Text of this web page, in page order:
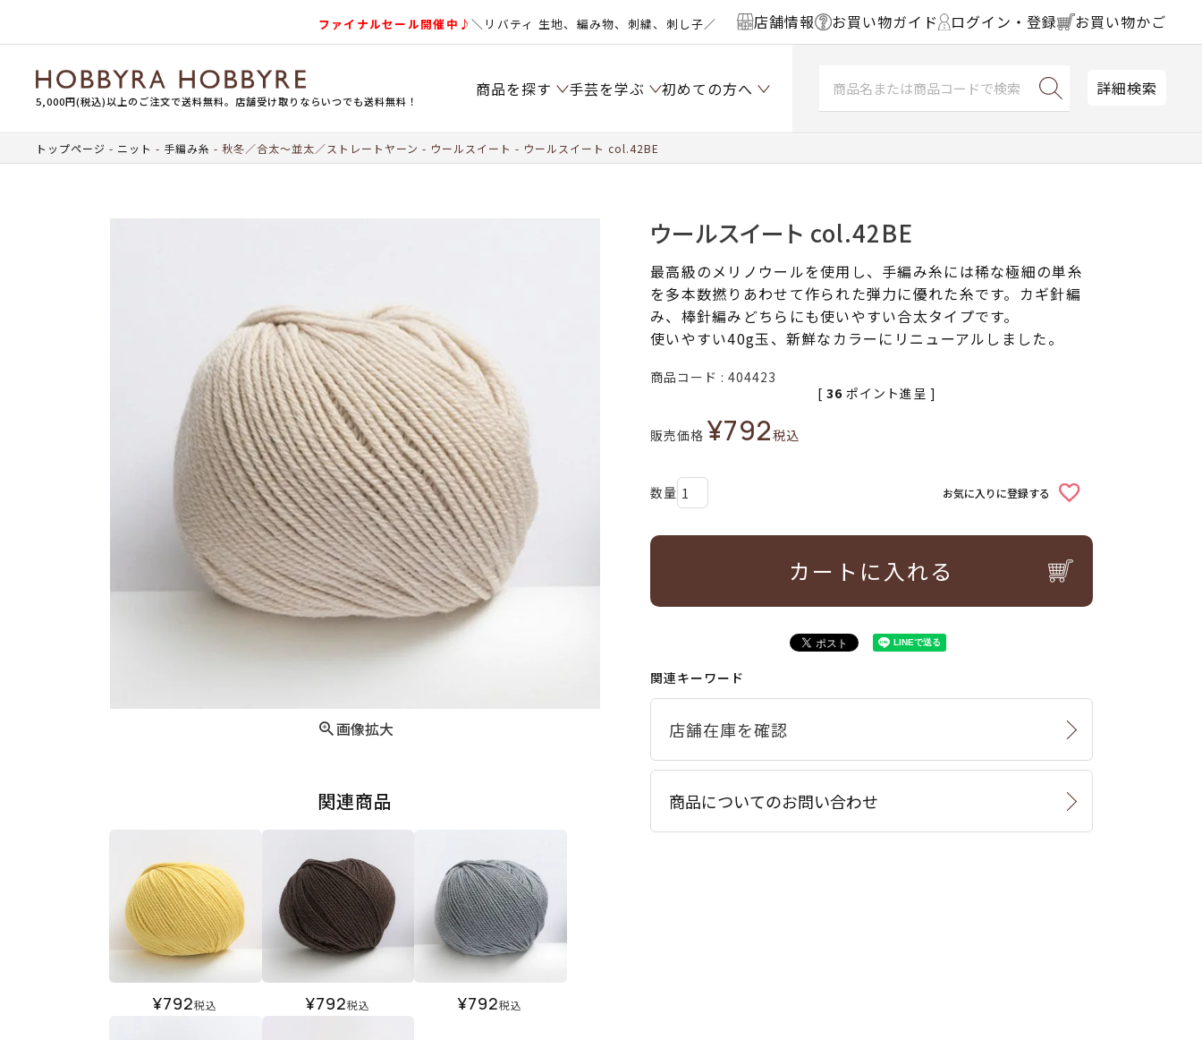
ファイナルセール開催中♪＼リバティ 生地、編み物、刺繍、刺し子／ 店舗情報 お買い物ガイド ログイン・登録 お買い物かご
5,000円(税込)以上のご注文で送料無料。店舗受け取りならいつでも送料無料！
商品を探す 手芸を学ぶ 初めての方へ 詳細検索
トップページ ニット 手編み糸 秋冬／合太～並太／ストレートヤーン ウールスイート ウールスイート col.42BE
画像拡大
関連商品
¥792税込 ¥792税込 ¥792税込
ウールスイート col.42BE
最高級のメリノウールを使用し、手編み糸には稀な極細の単糸
を多本数撚りあわせて作られた弾力に優れた糸です。カギ針編
み、棒針編みどちらにも使いやすい合太タイプです。
使いやすい40g玉、新鮮なカラーにリニューアルしました。
商品コード 404423
販売価格 ¥792税込
[ 36 ポイント進呈 ]
お気に入りに登録する
カートに入れる
関連キーワード
商品についてのお問い合わせ